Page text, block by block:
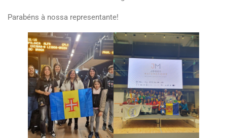
Parabéns à nossa representante!